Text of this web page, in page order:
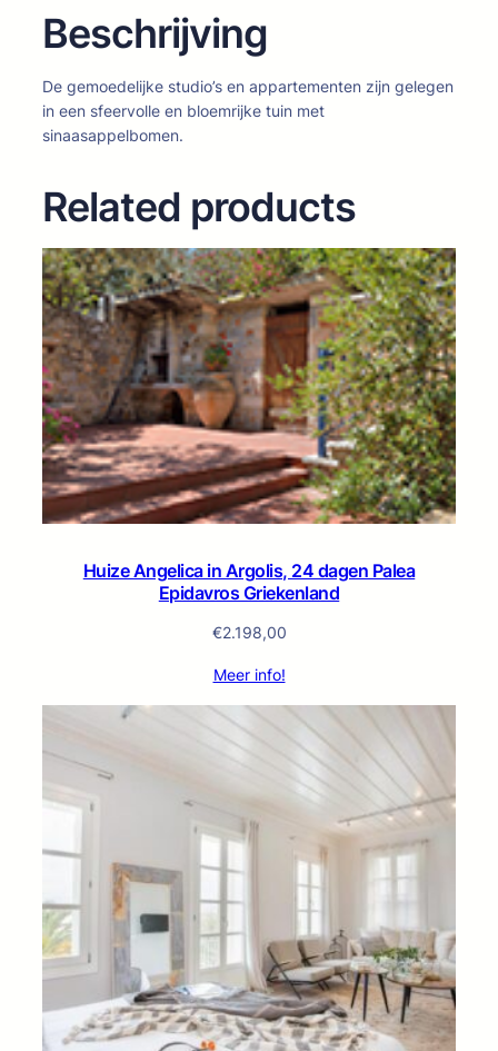
Beschrijving
De gemoedelijke studio’s en appartementen zijn gelegen
in een sfeervolle en bloemrijke tuin met
sinaasappelbomen.
Related products
Huize Angelica in Argolis, 24 dagen Palea
Epidavros Griekenland
€2.198,00
Meer info!